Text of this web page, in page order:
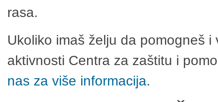
rasa.
Ukoliko imaš želju da pomogneš
aktivnosti Centra za zaštitu i
nas za više informacija.